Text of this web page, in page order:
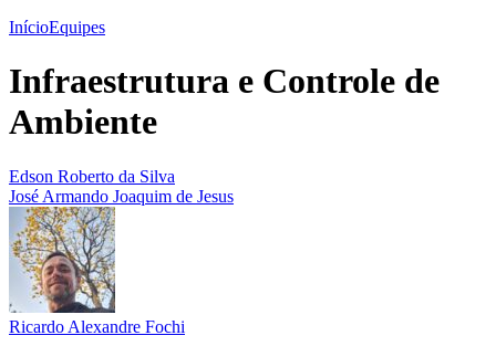
InícioEquipes
Infraestrutura e Controle de
Ambiente
Edson Roberto da Silva
José Armando Joaquim de Jesus
Ricardo Alexandre Fochi